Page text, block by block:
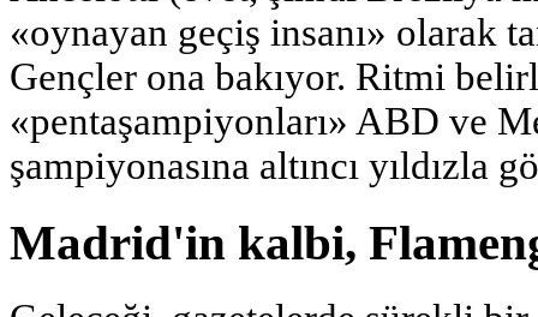
«oynayan geçiş insanı» olarak
Gençler ona bakıyor. Ritmi
«pentaşampiyonları» ABD ve
şampiyonasına altıncı yıldızla
Madrid'in kalbi,